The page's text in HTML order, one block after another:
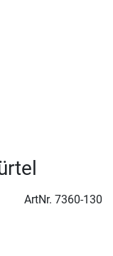
ArtNr. 7360-130